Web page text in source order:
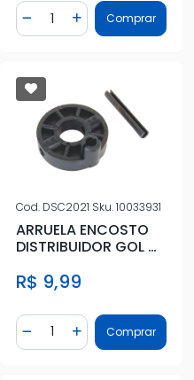
Diminuir Quantidade
Quantidade
AdicionarComprar
Cod. DSC2021 Sku.10033931
ARRUELA ENCOSTO
DISTRIBUIDOR GOL MI
R$ 9,99
Diminuir Quantidade
Quantidade
AdicionarComprar